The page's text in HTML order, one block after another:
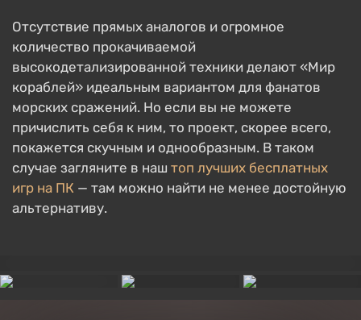
Отсутствие прямых аналогов и огромное
количество прокачиваемой
высокодетализированной техники делают «Мир
кораблей» идеальным вариантом для фанатов
морских сражений. Но если вы не можете
причислить себя к ним, то проект, скорее всего,
покажется скучным и однообразным. В таком
случае загляните в наш топ лучших бесплатных
игр на ПК — там можно найти не менее достойную
альтернативу.